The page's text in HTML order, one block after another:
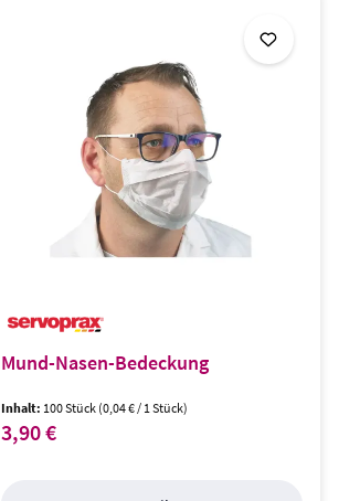
Mund-Nasen-Bedeckung
Inhalt: 100 Stück (0,04 € / 1 Stück)
Regulärer Preis:
3,90 €